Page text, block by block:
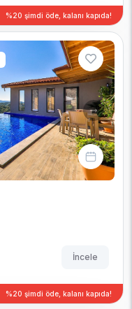
%20 şimdi öde, kalanı kapıda!
Next
İncele
%20 şimdi öde, kalanı kapıda!